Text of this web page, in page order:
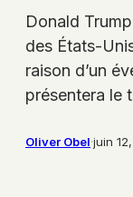
Donald
des États-
raison d’un
présentera le
Oliver Obel·juin